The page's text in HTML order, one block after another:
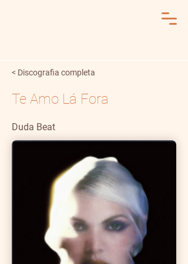
< Discografia completa
Te Amo Lá Fora
Duda Beat